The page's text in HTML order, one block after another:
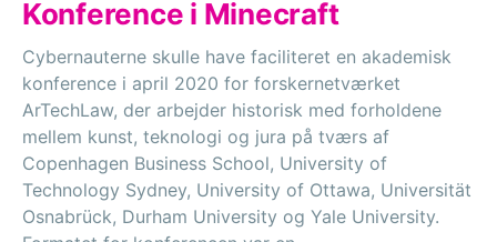
Konference i Minecraft
Cybernauterne skulle have faciliteret en akademisk
konference i april 2020 for forskernetværket
ArTechLaw, der arbejder historisk med forholdene
mellem kunst, teknologi og jura på tværs af
Copenhagen Business School, University of
Technology Sydney, University of Ottawa, Universität
Osnabrück, Durham University og Yale University.